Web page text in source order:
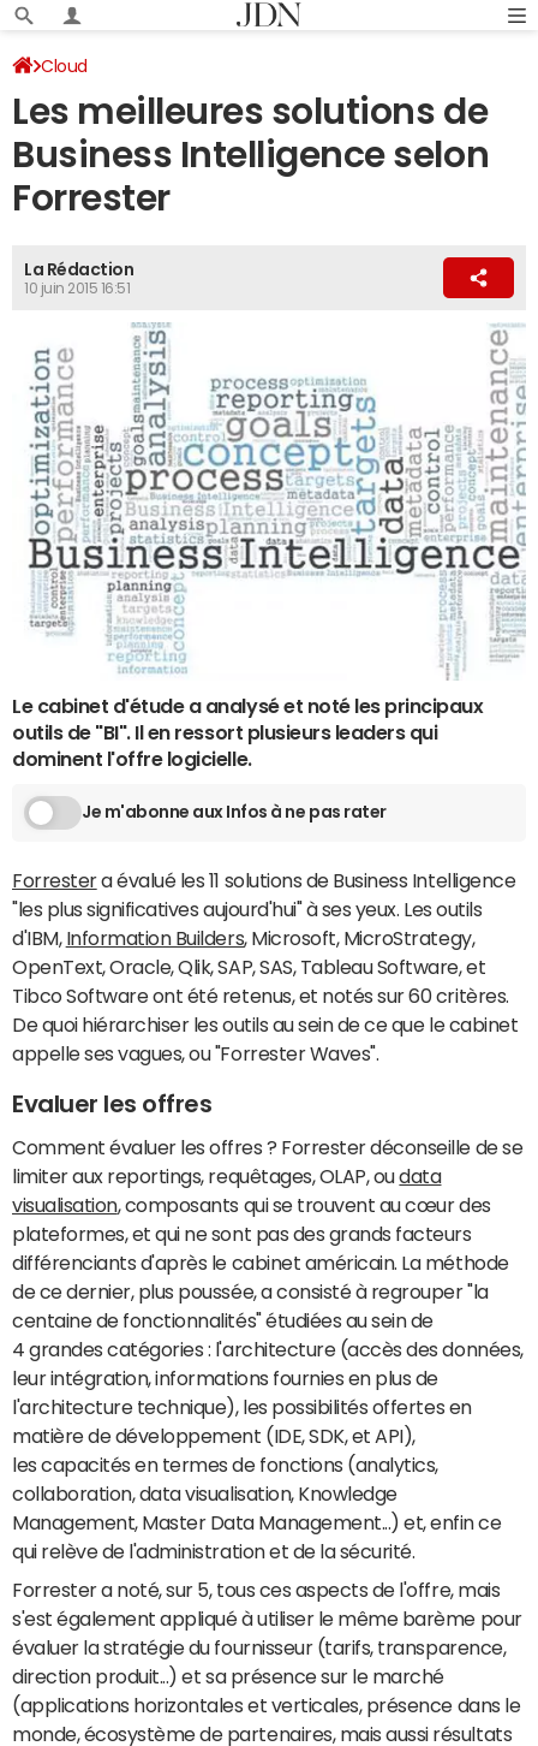
Cloud
Les meilleures solutions de
Business Intelligence selon
Forrester
La Rédaction
10 juin 2015 16:51
Le cabinet d'étude a analysé et noté les principaux
outils de "BI". Il en ressort plusieurs leaders qui
dominent l'offre logicielle.
Je m'abonne aux Infos à ne pas rater
Forrestera évalué les 11 solutions de Business Intelligence
"les plus significatives aujourd'hui" à ses yeux. Les outils
d'IBM, Information Builders, Microsoft, MicroStrategy,
OpenText, Oracle, Qlik, SAP, SAS, Tableau Software, et
Tibco Software ont été retenus, et notés sur 60 critères.
De quoi hiérarchiser les outils au sein de ce que le cabinet
appelle ses vagues, ou "Forrester Waves".
Evaluer les offres
Comment évaluer les offres ? Forrester déconseille de se
limiter aux reportings, requêtages, OLAP, oudata
visualisation, composants qui se trouvent au cœur des
plateformes, et qui ne sont pas des grands facteurs
différenciants d'après le cabinet américain. La méthode
de ce dernier, plus poussée, a consisté à regrouper "la
centaine de fonctionnalités" étudiées au sein de
4 grandes catégories : l'architecture (accès des données,
leur intégration, informations fournies en plus de
l'architecture technique), les possibilités offertes en
matière de développement (IDE, SDK, et API),
les capacités en termes de fonctions (analytics,
collaboration, data visualisation, Knowledge
Management, Master Data Management...) et, enfin ce
qui relève de l'administration et de la sécurité.
Forrester a noté, sur 5, tous ces aspects de l'offre, mais
s'est également appliqué à utiliser le même barème pour
évaluer la stratégie du fournisseur (tarifs, transparence,
direction produit...) et sa présence sur le marché
(applications horizontales et verticales, présence dans le
monde, écosystème de partenaires, mais aussi résultats